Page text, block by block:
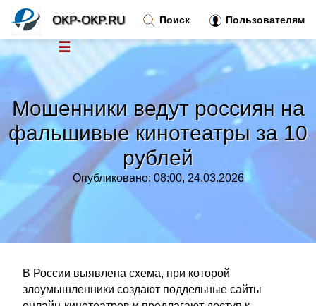
Мошенники ведут россиян на
фальшивые кинотеатры за 10
рублей
Опубликовано: 08:00, 24.03.2026
В России выявлена схема, при которой
злоумышленники создают поддельные сайты
Поиск Пользователям
OKP-OKP.RU
☰
Новости
Тренды новостей»
»
Правила »
Контакт»